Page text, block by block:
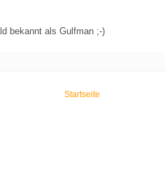
bekannt als Gulfman ;-)
Startseite